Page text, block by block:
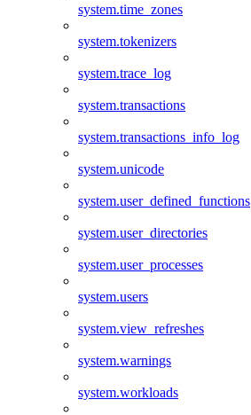
system.time_zones
system.tokenizers
system.trace_log
system.transactions
system.transactions_info_log
system.unicode
system.user_defined_functions
system.user_directories
system.user_processes
system.users
system.view_refreshes
system.warnings
system.workloads